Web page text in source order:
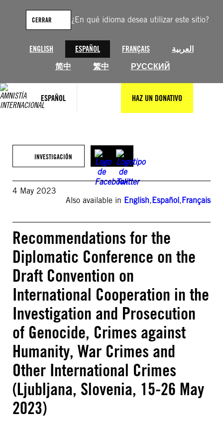
¿En qué idioma desea utilizar este sitio?
ENGLISH ESPAÑOL FRANÇAIS
العربية
简中
繁中 РУССКИЙ
CERRAR
ESPAÑOL HAZ UN DONATIVO
contenido
INVESTIGACIÓN
4 May 2023
Also available in English,Español,Français
Recommendations for the
Diplomatic Conference on the
Draft Convention on
International Cooperation in the
Investigation and Prosecution
of Genocide, Crimes against
Humanity, War Crimes and
Other International Crimes
(Ljubljana, Slovenia, 15-26 May
2023)